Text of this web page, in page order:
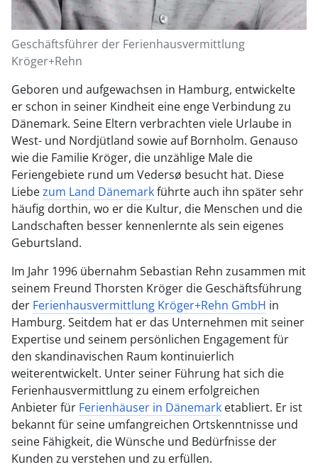
Geschäftsführer der Ferienhausvermittlung
Kröger+Rehn
Geboren und aufgewachsen in Hamburg, entwickelte
er schon in seiner Kindheit eine enge Verbindung zu
Dänemark. Seine Eltern verbrachten viele Urlaube in
West- und Nordjütland sowie auf Bornholm. Genauso
wie die Familie Kröger, die unzählige Male die
Feriengebiete rund um Vedersø besucht hat. Diese
Liebezum Land Dänemarkführte auch ihn später sehr
häufig dorthin, wo er die Kultur, die Menschen und die
Landschaften besser kennenlernte als sein eigenes
Geburtsland.
Im Jahr 1996 übernahm Sebastian Rehn zusammen mit
seinem Freund Thorsten Kröger die Geschäftsführung
der Ferienhausvermittlung Kröger+Rehn GmbH in
Hamburg. Seitdem hat er das Unternehmen mit seiner
Expertise und seinem persönlichen Engagement für
den skandinavischen Raum kontinuierlich
weiterentwickelt. Unter seiner Führung hat sich die
Ferienhausvermittlung zu einem erfolgreichen
Anbieter für Ferienhäuser in Dänemark etabliert. Er ist
bekannt für seine umfangreichen Ortskenntnisse und
seine Fähigkeit, die Wünsche und Bedürfnisse der
Kunden zu verstehen und zu erfüllen.